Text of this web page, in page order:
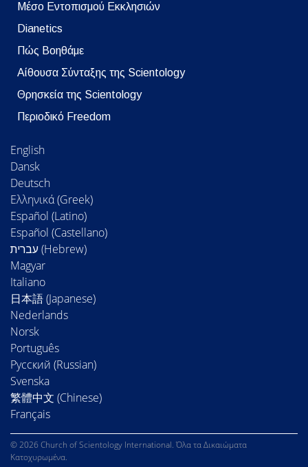
Μέσο Εντοπισμού Εκκλησιών
Dianetics
Πώς Βοηθάμε
Αίθουσα Σύνταξης της Scientology
Θρησκεία της Scientology
Περιοδικό Freedom
English
Dansk
Deutsch
Ελληνικά (Greek)
Español (Latino)
Español (Castellano)
Magyar
Italiano
日本語 (Japanese)
Nederlands
Norsk
Português
Русский (Russian)
Svenska
繁體中文 (Chinese)
Français
© 2026 Church of Scientology International. Όλα τα Δικαιώματα
Κατοχυρωμένα.